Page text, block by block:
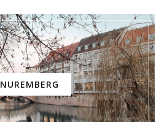
NUREMBERG